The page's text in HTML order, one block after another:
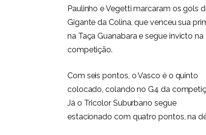
Paulinho e Vegetti marcaram os gols
Gigante da Colina, que venceu sua
na Taça Guanabara e segue invicto na
competição.
Com seis pontos, o Vasco é o quinto
colocado, colando no G4 da
Já o Tricolor Suburbano segue
estacionado com quatro pontos, na